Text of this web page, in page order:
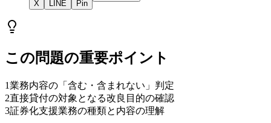
X LINE Pin
この問題の重要ポイント
1業務内容の「含む・含まれない」判定
2直接貸付の対象となる改良目的の確認
3証券化支援業務の種類と内容の理解